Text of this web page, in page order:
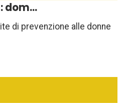
dom...
di prevenzione alle donne